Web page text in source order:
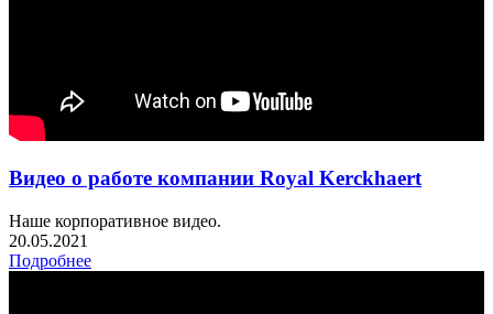
Видео о работе компании Royal Kerckhaert
Наше корпоративное видео.
20.05.2021
Подробнее